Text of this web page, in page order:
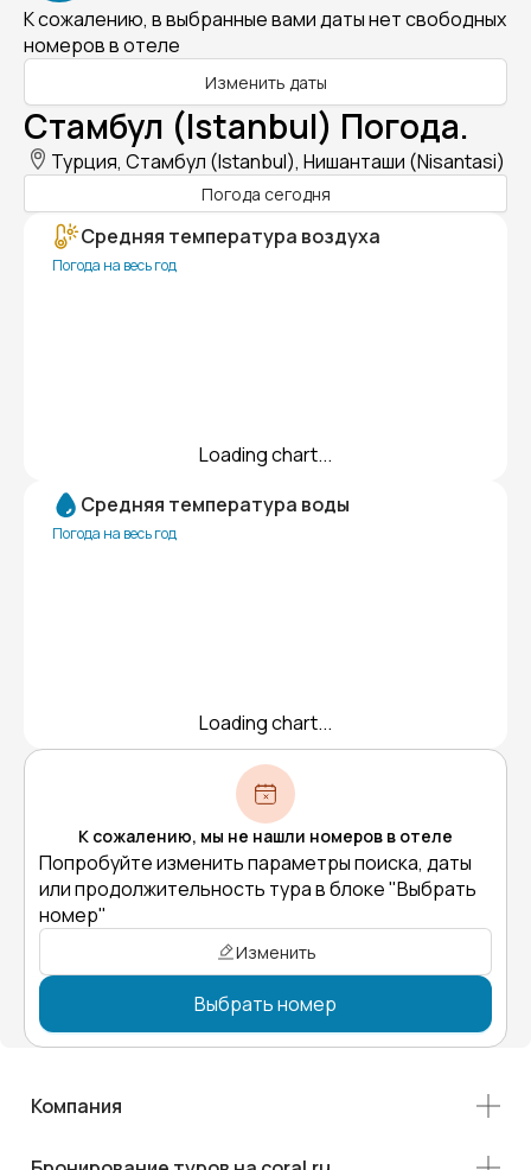
К сожалению, в выбранные вами даты нет свободных
номеров в отеле
Изменить даты
Стамбул (Istanbul) Погода.
Турция, Стамбул (Istanbul), Нишанташи (Nisantasi)
Погода сегодня
Средняя температура воздуха
Погода на весь год
Loading chart...
Средняя температура воды
Погода на весь год
Loading chart...
К сожалению, мы не нашли номеров в отеле
Попробуйте изменить параметры поиска, даты
или продолжительность тура в блоке "Выбрать
номер"
Изменить
Выбрать номер
Компания